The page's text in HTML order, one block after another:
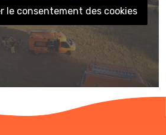
le consentement des cookies